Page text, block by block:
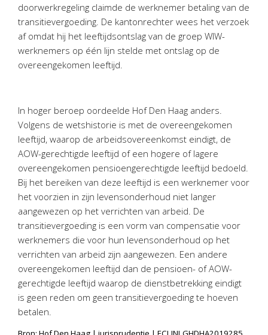
BaseCone – Facturen
Visionplanner – Rapportage
Klantenportaal – Online dossiers
Online Salaris – Salarissen
doorwerkregeling claimde de werknemer betaling van de
transitievergoeding. De kantonrechter wees het verzoek
af omdat hij het leeftijdsontslag van de groep WIW-
werknemers op één lijn stelde met ontslag op de
overeengekomen leeftijd.
In hoger beroep oordeelde Hof Den Haag anders.
Volgens de wetshistorie is met de overeengekomen
leeftijd, waarop de arbeidsovereenkomst eindigt, de
AOW-gerechtigde leeftijd of een hogere of lagere
overeengekomen pensioengerechtigde leeftijd bedoeld.
Bij het bereiken van deze leeftijd is een werknemer voor
het voorzien in zijn levensonderhoud niet langer
aangewezen op het verrichten van arbeid. De
transitievergoeding is een vorm van compensatie voor
werknemers die voor hun levensonderhoud op het
verrichten van arbeid zijn aangewezen. Een andere
overeengekomen leeftijd dan de pensioen- of AOW-
gerechtigde leeftijd waarop de dienstbetrekking eindigt
is geen reden om geen transitievergoeding te hoeven
betalen.